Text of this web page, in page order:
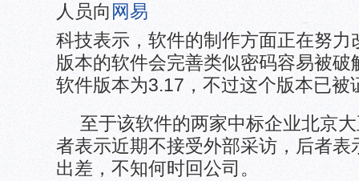
人员向网易
科技表示，软件的制作方面正在努力
版本的软件会完善类似密码容易被
软件版本为3.17，不过这个版本已被
至于该软件的两家中标企业北京
者表示近期不接受外部采访，后者表
出差，不知何时回公司。